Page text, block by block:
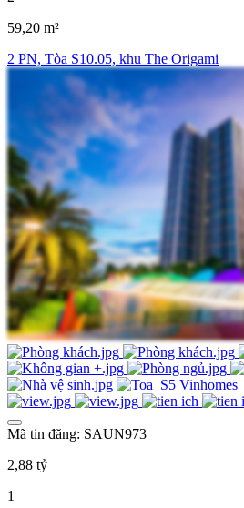
59,20 m²
2 PN, Tòa S10.05, khu The Origami
Mã tin đăng: SAUN973
2,88 tỷ
1